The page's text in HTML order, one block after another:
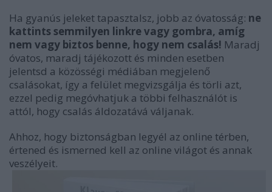
Ha gyanús jeleket tapasztalsz, jobb az óvatosság: ne
kattints semmilyen linkre vagy gombra, amíg
nem vagy biztos benne, hogy nem csalás! Maradj
óvatos, maradj tájékozott és minden esetben
jelentsd a közösségi médiában megjelenő
csalásokat, így a felület megvizsgálja és törli azt,
ezzel pedig megóvhatjuk a többi felhasználót is
attól, hogy csalás áldozatává váljanak.
Ahhoz, hogy biztonságban legyél az online térben,
értened és ismerned kell az online világot és annak
veszélyeit.